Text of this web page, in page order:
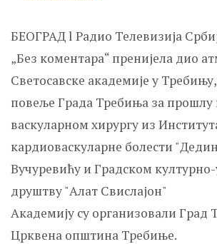
БЕОГРАД l Радио Телевизија
„Без коментара“ пренијела дио
Светосавске академије у Требињу,
повеље Града Требиња за прошлу
васкуларном хирургу из
кардиоваскуларне болести
Вучуревићу и Градском
друштву "Алат Свислајон"
Академију су организовали Град
Црквена општина Требиње.